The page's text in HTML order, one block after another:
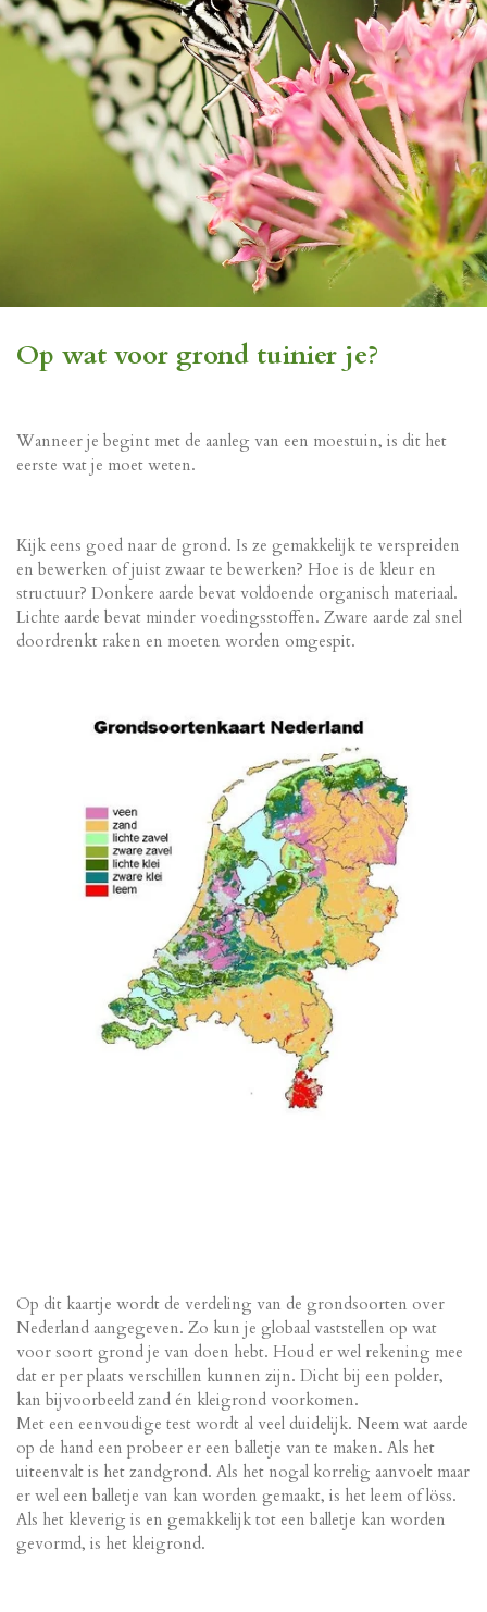
Op wat voor grond tuinier je?
Wanneer je begint met de aanleg van een moestuin, is dit het
eerste wat je moet weten.
Kijk eens goed naar de grond. Is ze gemakkelijk te verspreiden
en bewerken of juist zwaar te bewerken? Hoe is de kleur en
structuur? Donkere aarde bevat voldoende organisch materiaal.
Lichte aarde bevat minder voedingsstoffen. Zware aarde zal snel
doordrenkt raken en moeten worden omgespit.
Op dit kaartje wordt de verdeling van de grondsoorten over
Nederland aangegeven. Zo kun je globaal vaststellen op wat
voor soort grond je van doen hebt. Houd er wel rekening mee
dat er per plaats verschillen kunnen zijn. Dicht bij een polder,
kan bijvoorbeeld zand én kleigrond voorkomen.
Met een eenvoudige test wordt al veel duidelijk. Neem wat aarde
op de hand een probeer er een balletje van te maken. Als het
uiteenvalt is het zandgrond. Als het nogal korrelig aanvoelt maar
er wel een balletje van kan worden gemaakt, is het leem of löss.
Als het kleverig is en gemakkelijk tot een balletje kan worden
gevormd, is het kleigrond.